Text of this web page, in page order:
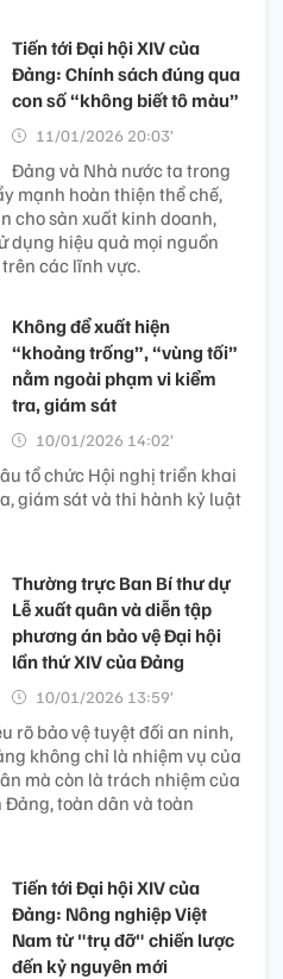
Tiến tới Đại hội XIV của
Đảng: Chính sách đúng qua
con số “không biết tô màu”
11/01/2026 20:03’
Đảng và Nhà nước ta trong
mạnh hoàn thiện thể chế,
cho sản xuất kinh doanh,
dụng hiệu quả mọi nguồn
các lĩnh vực.
Không để xuất hiện
“khoảng trống”, “vùng tối”
nằm ngoài phạm vi kiểm
tra, giám sát
10/01/2026 14:02’
tổ chức Hội nghị triển khai
giám sát và thi hành kỷ luật
Thường trực Ban Bí thư dự
Lễ xuất quân và diễn tập
phương án bảo vệ Đại hội
lần thứ XIV của Đảng
10/01/2026 13:59’
rõ bảo vệ tuyệt đối an ninh,
không chỉ là nhiệm vụ của
mà còn là trách nhiệm của
toàn dân và toàn
Tiến tới Đại hội XIV của
Đảng: Nông nghiệp Việt
Nam từ "trụ đỡ" chiến lược
đến kỷ nguyên mới